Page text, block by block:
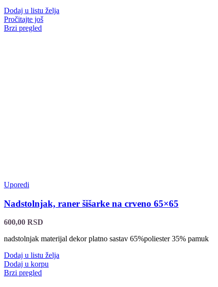
Dodaj u listu želja
Pročitajte još
Brzi pregled
Uporedi
Nadstolnjak, raner šišarke na crveno 65×65
600,00 RSD
nadstolnjak materijal dekor platno sastav 65%poliester 35% pamuk
Dodaj u listu želja
Dodaj u korpu
Brzi pregled